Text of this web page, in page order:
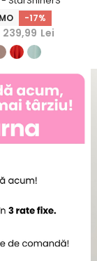
-17%
239,99 Lei